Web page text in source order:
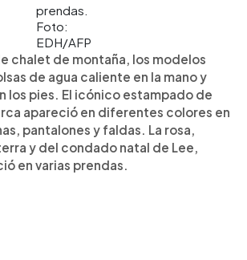
prendas.
Foto:
EDH/AFP
chalet de montaña, los modelos
de agua caliente en la mano y
los pies. El icónico estampado de
apareció en diferentes colores en
pantalones y faldas. La rosa,
y del condado natal de Lee,
en varias prendas.